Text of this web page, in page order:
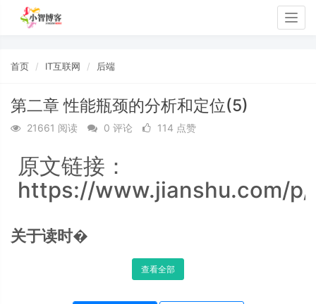
首页 IT互联网 后端
第二章 性能瓶颈的分析和定位(5)
21661 阅读 0 评论 114 点赞
原文链接：
https://www.jianshu.com/
关于读时�
查看全部